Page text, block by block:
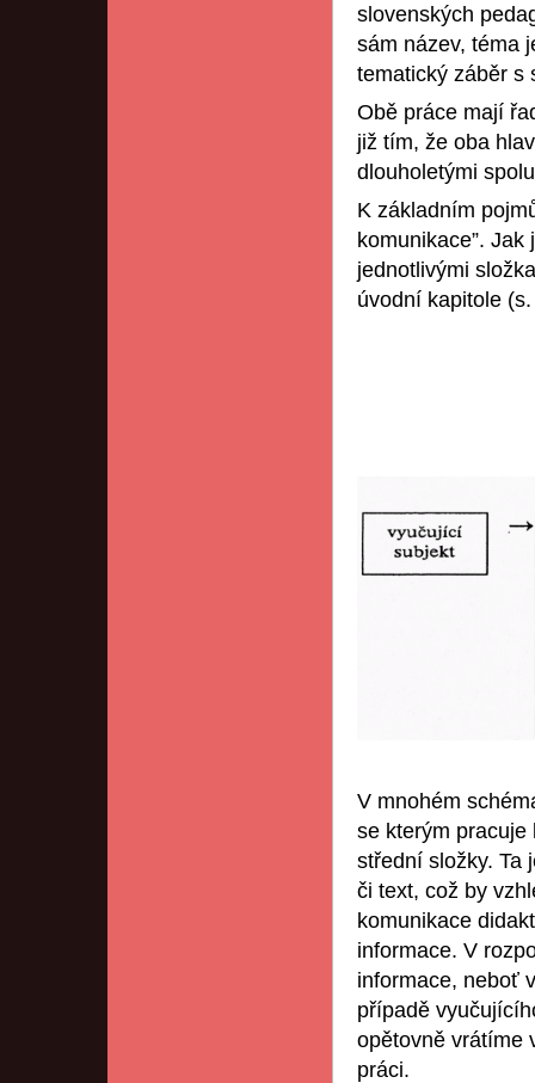
slovenských
sám název, téma
tematický záběr s
Obě práce mají
již tím, že oba
dlouholetými
K základním
komunikace”.
jednotlivými
úvodní kapitole
V mnohém
se kterým
střední složky. Ta
či text, což by
komunikace
informace. V
informace, neboť
případě
opětovně vrátíme
práci.